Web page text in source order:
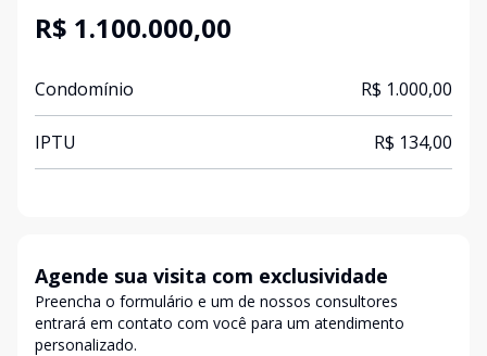
R$ 1.100.000,00
Condomínio R$ 1.000,00
IPTU R$ 134,00
Agende sua visita com exclusividade
Preencha o formulário e um de nossos consultores
entrará em contato com você para um atendimento
personalizado.